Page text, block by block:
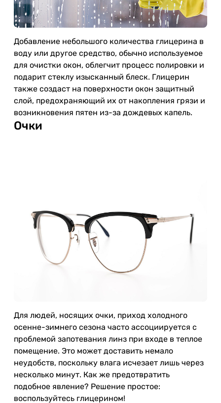
Добавление небольшого количества глицерина в
воду или другое средство, обычно используемое
для очистки окон, облегчит процесс полировки и
подарит стеклу изысканный блеск. Глицерин
также создаст на поверхности окон защитный
слой, предохраняющий их от накопления грязи и
возникновения пятен из-за дождевых капель.
Очки
Для людей, носящих очки, приход холодного
осенне-зимнего сезона часто ассоциируется с
проблемой запотевания линз при входе в теплое
помещение. Это может доставить немало
неудобств, поскольку влага исчезает лишь через
несколько минут. Как же предотвратить
подобное явление? Решение простое:
воспользуйтесь глицерином!